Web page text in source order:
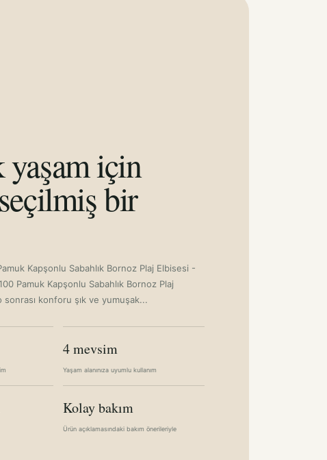
için
bir
Kapşonlu Sabahlık Bornoz Plaj Elbisesi -
Pamuk Kapşonlu Sabahlık Bornoz Plaj
konforu şık ve yumuşak...
4 mevsim
Yaşam alanınıza uyumlu kullanım
Kolay bakım
Ürün açıklamasındaki bakım önerileriyle